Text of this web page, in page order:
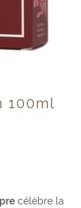
100ml
célèbre la